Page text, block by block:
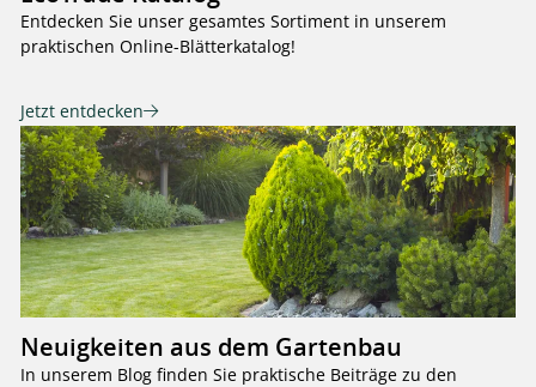
Entdecken Sie unser gesamtes Sortiment in unserem
praktischen Online-Blätterkatalog!
Jetzt entdecken
Neuigkeiten aus dem Gartenbau
In unserem Blog finden Sie praktische Beiträge zu den